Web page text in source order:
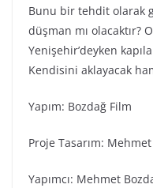
Bunu bir tehdit olarak
düşman mı olacaktır?
Yenişehir’deyken
Kendisini aklayacak
Yapım: Bozdağ Fi̇lm
Proje Tasarım:
Yapımcı: Mehmet